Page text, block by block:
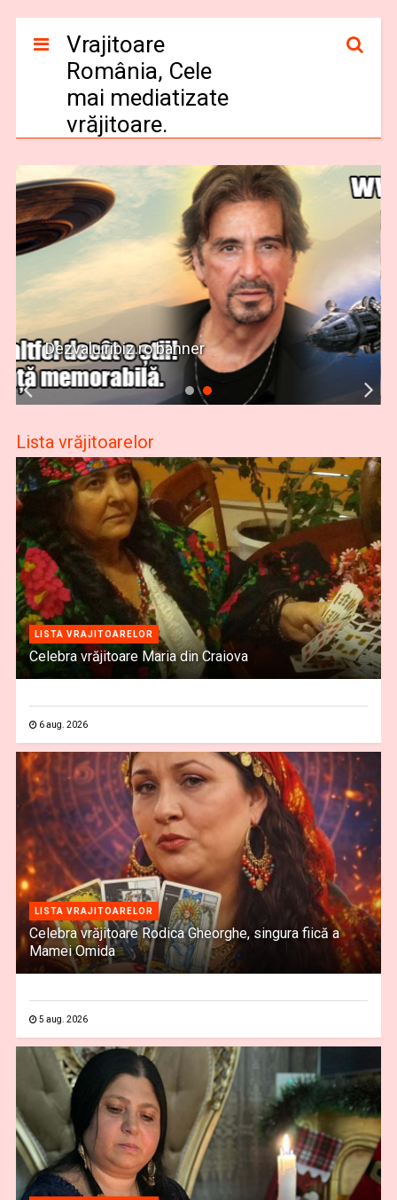
Vrajitoare
România, Cele
mai mediatizate
vrăjitoare.
Dezvaluiribiz.ro banner
Lista vrăjitoarelor
LISTA VRAJITOARELOR
Celebra vrăjitoare Maria din Craiova
6 aug. 2026
LISTA VRAJITOARELOR
Celebra vrăjitoare Rodica Gheorghe, singura fiică a
Mamei Omida
5 aug. 2026